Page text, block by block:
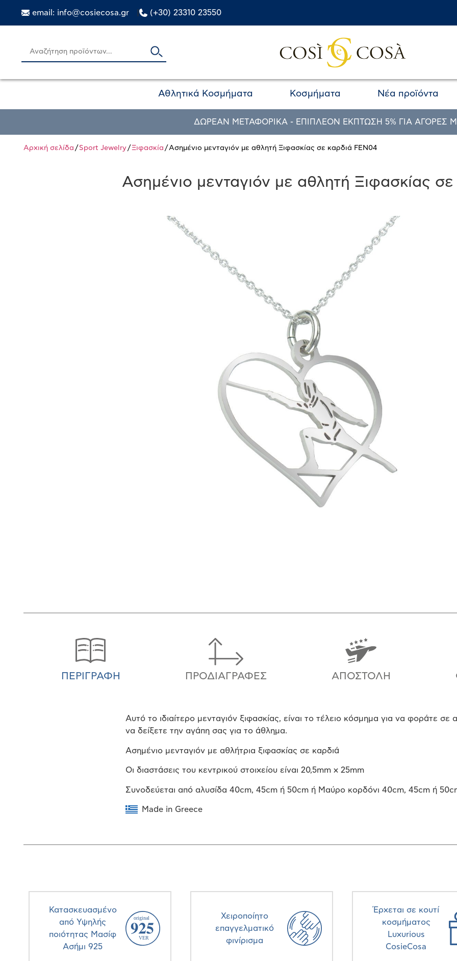
email: info@cosiecosa.gr (+30) 23310 23550
Αθλητικά Κοσμήματα Κοσμήματα Νέα προϊόντα
ΔΩΡΕΑΝ ΜΕΤΑΦΟΡΙΚΑ - ΕΠΙΠΛΕΟΝ ΕΚΠΤΩΣΗ 5% ΓΙΑ ΑΓΟΡΕΣ
Αρχική σελίδα / Sport Jewelry/Ξιφασκία / Ασημένιο μενταγιόν με αθλητή Ξιφασκίας σε καρδιά FEN04
Ασημένιο μενταγιόν με αθλητή Ξιφασκίας
ΠΕΡΙΓΡΑΦΉ ΠΡΟΔΙΑΓΡΑΦΈΣ ΑΠΟΣΤΟΛΉ
Αυτό το ιδιαίτερο μενταγιόν ξιφασκίας, είναι το τέλειο κόσμημα για να φοράτε σε
να δείξετε την αγάπη σας για το άθλημα.
Ασημένιο μενταγιόν με αθλήτρια ξιφασκίας σε καρδιά
Οι διαστάσεις του κεντρικού στοιχείου είναι 20,5mm x 25mm
Συνοδεύεται από αλυσίδα 40cm, 45cm ή 50cm ή Μαύρο κορδόνι 40cm, 45cm ή
Made in Greece
Κατασκευασμένο
από Υψηλής
ποιότητας Μασίφ
Ασήμι 925
Χειροποίητο
επαγγελματικό
φινίρισμα
Έρχεται σε κουτί
κοσμήματος
Luxurious
CosieCosa